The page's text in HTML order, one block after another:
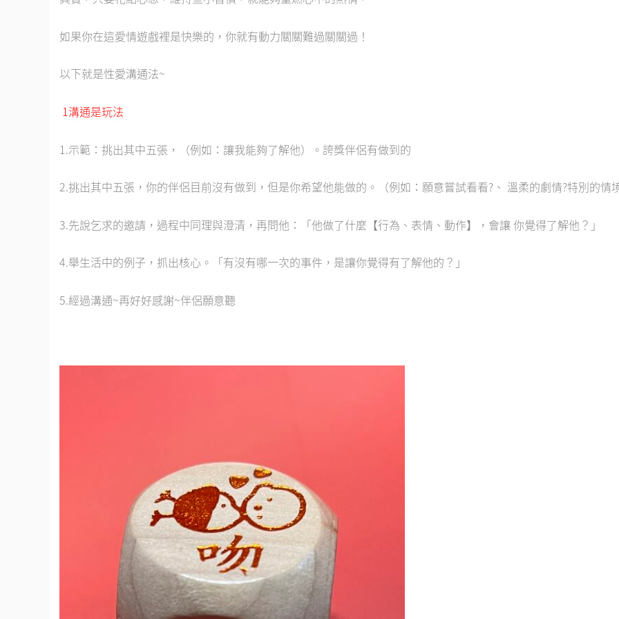
如果你在這愛情遊戲裡是快樂的，你就有動力關關難過關關過！
以下就是性愛溝通法~
1溝通是玩法
1.示範：挑出其中五張，（例如：讓我能夠了解他）。誇獎伴侶有做到的
2.挑出其中五張，你的伴侶目前沒有做到，但是你希望他能做的。（例如：願意嘗試看看?、 溫柔的劇情?特別的情
3.先說乞求的邀請，過程中同理與澄清，再問他：「他做了什麼【行為、表情、動作】，會讓 你覺得了解他？」
4.舉生活中的例子，抓出核心。「有沒有哪一次的事件，是讓你覺得有了解他的？」
5.經過溝通~再好好感謝~伴侶願意聽